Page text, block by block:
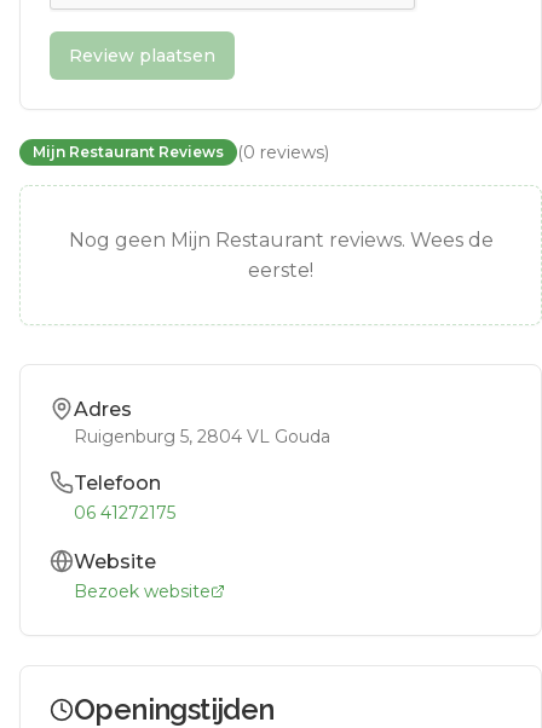
Review plaatsen
Mijn Restaurant Reviews (0 reviews)
Nog geen Mijn Restaurant reviews. Wees de
eerste!
Adres
Ruigenburg 5, 2804 VL Gouda
Telefoon
06 41272175
Website
Bezoek website
Openingstijden